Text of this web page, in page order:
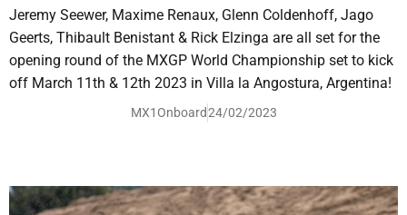
Jeremy Seewer, Maxime Renaux, Glenn Coldenhoff, Jago
Geerts, Thibault Benistant & Rick Elzinga are all set for the
opening round of the MXGP World Championship set to kick
off March 11th & 12th 2023 in Villa la Angostura, Argentina!
MX1Onboard24/02/2023